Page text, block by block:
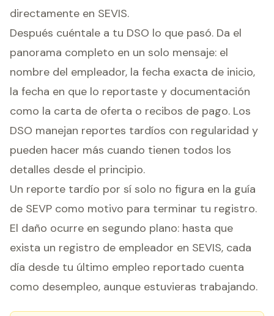
directamente en SEVIS.
Después cuéntale a tu DSO lo que pasó. Da el
panorama completo en un solo mensaje: el
nombre del empleador, la fecha exacta de inicio,
la fecha en que lo reportaste y documentación
como la carta de oferta o recibos de pago. Los
DSO manejan reportes tardíos con regularidad y
pueden hacer más cuando tienen todos los
detalles desde el principio.
Un reporte tardío por sí solo no figura en la guía
de SEVP como motivo para terminar tu registro.
El daño ocurre en segundo plano: hasta que
exista un registro de empleador en SEVIS, cada
día desde tu último empleo reportado cuenta
como desempleo, aunque estuvieras trabajando.